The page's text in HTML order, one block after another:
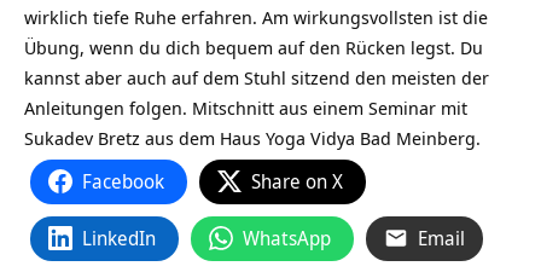
wirklich tiefe Ruhe erfahren. Am wirkungsvollsten ist die
Übung, wenn du dich bequem auf den Rücken legst. Du
kannst aber auch auf dem Stuhl sitzend den meisten der
Anleitungen folgen. Mitschnitt aus einem Seminar mit
Sukadev Bretz aus dem Haus Yoga Vidya Bad Meinberg.
Facebook Share on X
LinkedIn WhatsApp Email